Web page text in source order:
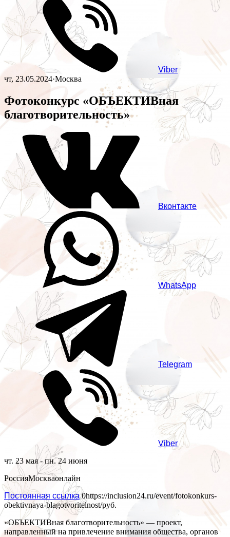
Viber
чт, 23.05.2024·Москва
Фотоконкурс «ОБЪЕКТИВная
благотворительность»
Вконтакте
WhatsApp
Telegram
Viber
чт. 23 мая - пн. 24 июня
РоссияМоскваонлайн
Постоянная ссылка 0https://inclusion24.ru/event/fotokonkurs-
obektivnaya-blagotvoritelnost/руб.
«ОБЪЕКТИВная благо­твори­тель­ность» — проект,
направленный на привлечение внимания общества, органов